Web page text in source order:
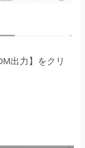
出力】をクリ